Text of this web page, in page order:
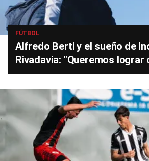
FÚTBOL
Alfredo Berti y el sueño de
Rivadavia: "Queremos